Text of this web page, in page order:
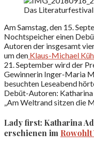
Das
Am Samstag, den 15.
Nochtspeicher einen
Autoren der insgesamt
um den Klaus-Michael
21. September wird der
Gewinnerin Inger-Maria
besuchten Leseabend
Debüt-Autoren: Katharina
„Am Weltrand sitzen die
Lady first: Katharina
erschienen im Rowohlt